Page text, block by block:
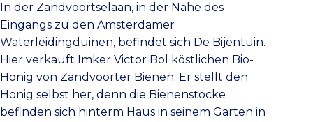
In der Zandvoortselaan, in der Nähe des
Eingangs zu den Amsterdamer
Waterleidingduinen, befindet sich De Bijentuin.
Hier verkauft Imker Victor Bol köstlichen Bio-
Honig von Zandvoorter Bienen. Er stellt den
Honig selbst her, denn die Bienenstöcke
befinden sich hinterm Haus in seinem Garten in